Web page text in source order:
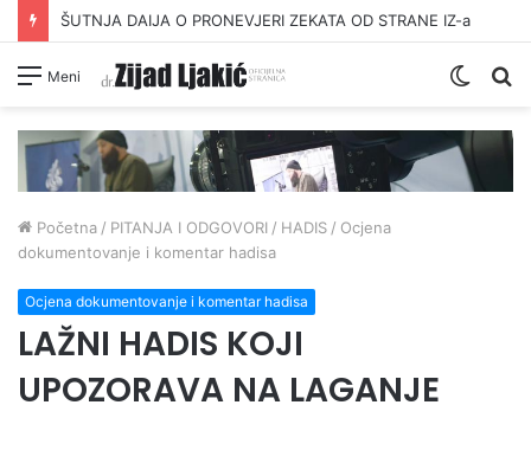
ŠUTNJA DAIJA O PRONEVJERI ZEKATA OD STRANE IZ-a
Meni
Switch
Početna / PITANJA I ODGOVORI / HADIS / Ocjena
dokumentovanje i komentar hadisa
Ocjena dokumentovanje i komentar hadisa
LAŽNI HADIS KOJI
UPOZORAVA NA LAGANJE